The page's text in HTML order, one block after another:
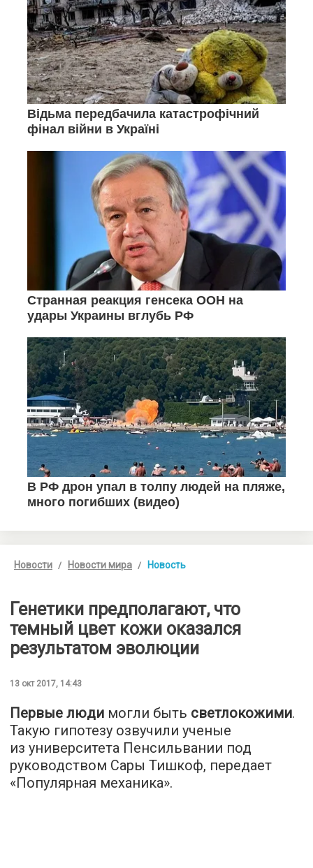
Новости Новости мира Новость
Генетики предполагают, что
темный цвет кожи оказался
результатом эволюции
13 окт 2017, 14:43
Первые люди могли быть светлокожими.
Такую гипотезу озвучили ученые
из университета Пенсильвании под
руководством Сары Тишкоф, передает
«Популярная механика».